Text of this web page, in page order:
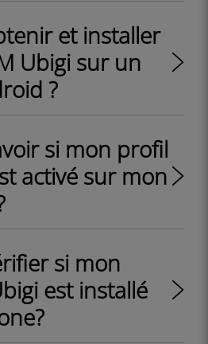
et installer
Ubigi sur un
?
si mon profil
activé sur mon
si mon
est installé